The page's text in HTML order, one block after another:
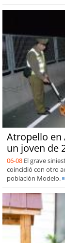
Atropello en
un joven de
06-08 El grave
coincidió con otro
población Modelo.